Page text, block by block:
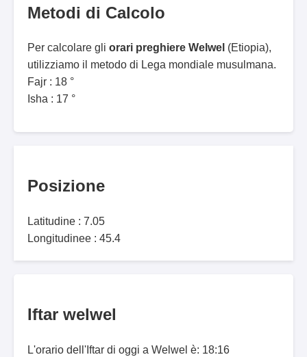
Metodi di Calcolo
Per calcolare gli orari preghiere Welwel (Etiopia),
utilizziamo il metodo di Lega mondiale musulmana.
Fajr : 18 °
Isha : 17 °
Posizione
Latitudine : 7.05
Longitudinee : 45.4
Iftar welwel
L'orario dell'Iftar di oggi a Welwel è: 18:16